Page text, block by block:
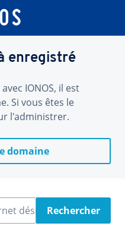
enregistré
IONOS, il est
Si vous êtes le
l'administrer.
domaine
désiréeRechercher